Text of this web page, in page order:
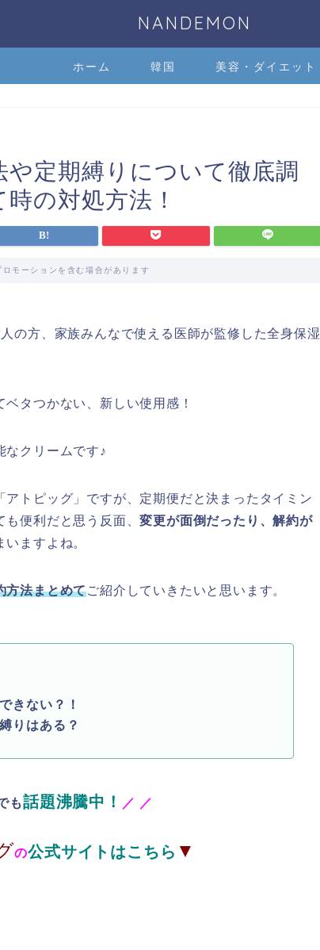
NANDEMON
ホーム 韓国 美容・ダイエット
定期縛りについて徹底調
の対処方法！
ロモーションを含む場合があります
の方、家族みんなで使える医師が監修した全身保湿
タつかない、新しい使用感！
なクリームです♪
アトピッグ」ですが、定期便だと決まったタイミン
も便利だと思う反面、変更が面倒だったり、解約が
ますよね。
方法まとめてご紹介していきたいと思います。
きない？！
りはある？
も話題沸騰中！ ／ ／
の公式サイトはこちら ▼